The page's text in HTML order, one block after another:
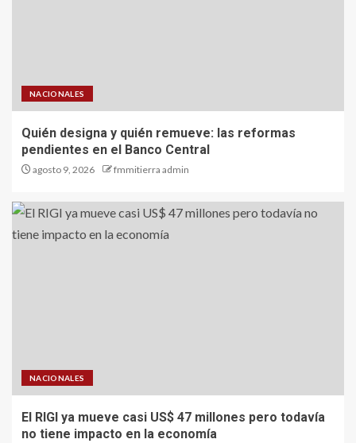
NACIONALES
Quién designa y quién remueve: las reformas
pendientes en el Banco Central
agosto 9, 2026 fmmitierra admin
NACIONALES
El RIGI ya mueve casi US$ 47 millones pero todavía
no tiene impacto en la economía